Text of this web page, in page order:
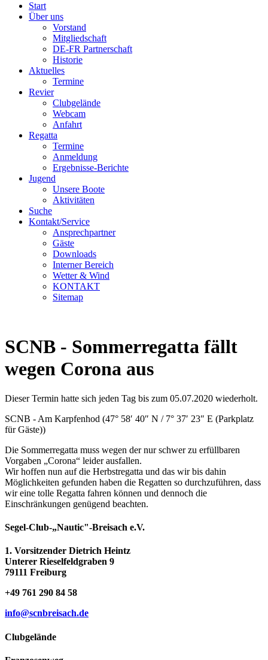
Start
Über uns
Vorstand
Mitgliedschaft
DE-FR Partnerschaft
Historie
Aktuelles
Termine
Revier
Clubgelände
Webcam
Anfahrt
Regatta
Termine
Anmeldung
Ergebnisse-Berichte
Jugend
Unsere Boote
Aktivitäten
Suche
Kontakt/Service
Ansprechpartner
Gäste
Downloads
Interner Bereich
Wetter & Wind
KONTAKT
Sitemap
SCNB - Sommerregatta fällt
wegen Corona aus
Dieser Termin hatte sich jeden Tag bis zum 05.07.2020 wiederholt.
SCNB - Am Karpfenhod (47° 58′ 40″ N / 7° 37′ 23″ E (Parkplatz
für Gäste))
Die Sommerregatta muss wegen der nur schwer zu erfüllbaren
Vorgaben „Corona“ leider ausfallen.
Wir hoffen nun auf die Herbstregatta und das wir bis dahin
Möglichkeiten gefunden haben die Regatten so durchzuführen, dass
wir eine tolle Regatta fahren können und dennoch die
Einschränkungen genügend beachten.
Segel-Club-„Nautic"-Breisach e.V.
1. Vorsitzender Dietrich Heintz
Unterer Rieselfeldgraben 9
79111 Freiburg
+49 761 290 84 58
info@scnbreisach.de
Clubgelände